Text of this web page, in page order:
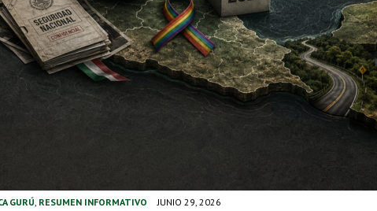
GURÚ, RESUMEN INFORMATIVO JUNIO 29, 2026